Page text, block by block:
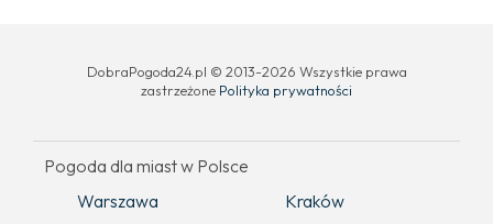
DobraPogoda24.pl © 2013-2026 Wszystkie prawa
zastrzeżone Polityka prywatności
Pogoda dla miast w Polsce
Warszawa
Kraków